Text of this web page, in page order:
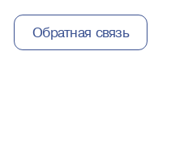
Обратная связь